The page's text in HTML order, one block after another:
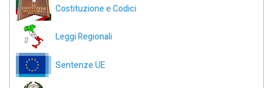
Costituzione e Codici
Leggi Regionali
Sentenze UE